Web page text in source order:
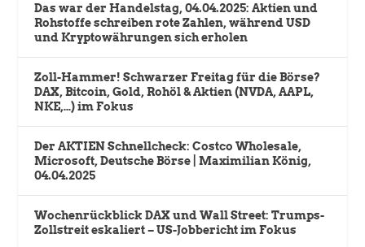
Das war der Handelstag, 04.04.2025: Aktien und
Rohstoffe schreiben rote Zahlen, während USD
und Kryptowährungen sich erholen
Zoll-Hammer! Schwarzer Freitag für die Börse?
DAX, Bitcoin, Gold, Rohöl & Aktien (NVDA, AAPL,
NKE,…) im Fokus
Der AKTIEN Schnellcheck: Costco Wholesale,
Microsoft, Deutsche Börse | Maximilian König,
04.04.2025
Wochenrückblick DAX und Wall Street: Trumps-
Zollstreit eskaliert – US-Jobbericht im Fokus